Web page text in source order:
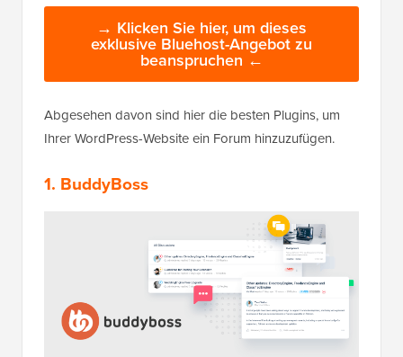
→ Klicken Sie hier, um dieses
exklusive Bluehost-Angebot zu
beanspruchen ←
Abgesehen davon sind hier die besten Plugins, um
Ihrer WordPress-Website ein Forum hinzuzufügen.
1. BuddyBoss